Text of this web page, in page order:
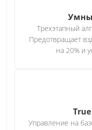
Трехэтапный
Предотвращает
на 20% и
Управление на